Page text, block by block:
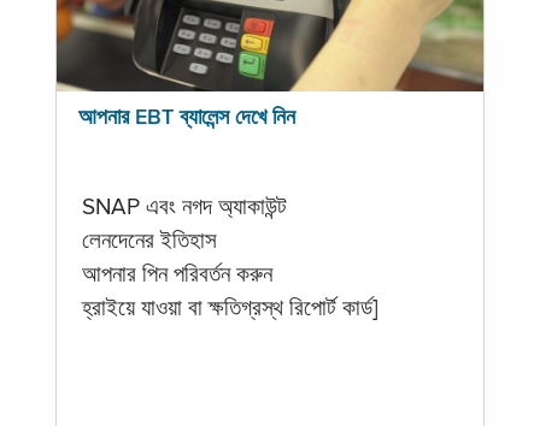
আপনার EBT ব্যালেন্স দেখে নিন
SNAP এবং নগদ অ্যাকাউন্ট
লেনদেনের ইতিহাস
আপনার পিন পরিবর্তন করুন
হ্রাইয়ে যাওয়া বা ক্ষতিগ্রস্থ রিপোর্ট কার্ড]